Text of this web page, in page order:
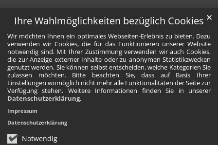
Ihre Wahlmöglichkeiten bezüglich Cookies
Wir möchten Ihnen ein optimales Webseiten-Erlebnis zu bieten. Dazu
verwenden wir Cookies, die für das Funktionieren unserer Website
notwendig sind. Mit Ihrer Zustimmung verwenden wir auch Cookies,
die zur Anzeige externer Inhalte oder zu anonymen Statistikzwecken
genutzt werden. Sie können selbst entscheiden, welche Kategorien Sie
zulassen möchten. Bitte beachten Sie, dass auf Basis Ihrer
Einstellungen womöglich nicht mehr alle Funktionalitäten der Seite zur
Verfügung stehen. Weitere Informationen finden Sie in unserer
Datenschutzerklärung.
Notwendig
✕
Impressum
Datenschutzerklärung